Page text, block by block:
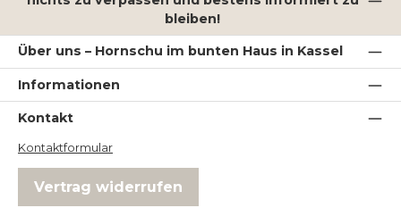
bleiben!
Über uns – Hornschu im bunten Haus in Kassel
Informationen
Kontakt
Kontaktformular
Vertrag widerrufen